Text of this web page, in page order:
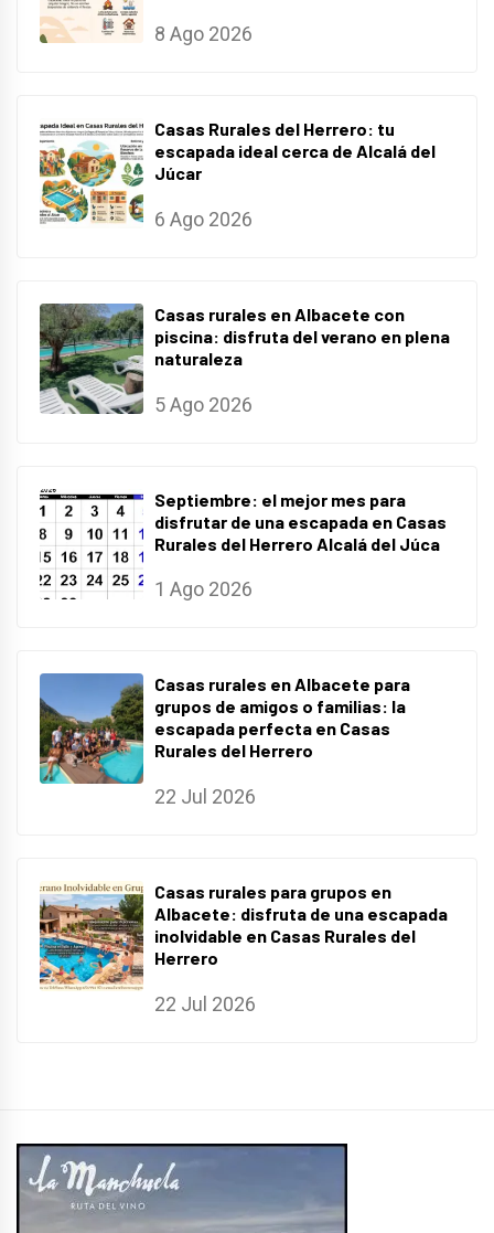
8 Ago 2026
Casas Rurales del Herrero: tu
escapada ideal cerca de Alcalá del
Júcar
6 Ago 2026
Casas rurales en Albacete con
piscina: disfruta del verano en plena
naturaleza
5 Ago 2026
Septiembre: el mejor mes para
disfrutar de una escapada en Casas
Rurales del Herrero Alcalá del Júca
1 Ago 2026
Casas rurales en Albacete para
grupos de amigos o familias: la
escapada perfecta en Casas
Rurales del Herrero
22 Jul 2026
Casas rurales para grupos en
Albacete: disfruta de una escapada
inolvidable en Casas Rurales del
Herrero
22 Jul 2026